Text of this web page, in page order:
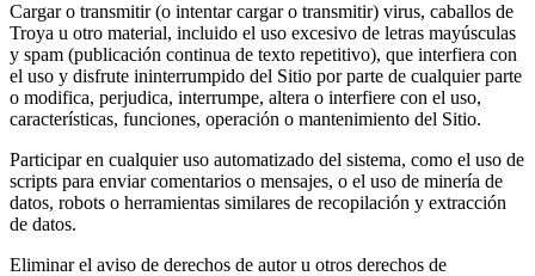
Cargar o transmitir (o intentar cargar o transmitir) virus, caballos de
Troya u otro material, incluido el uso excesivo de letras mayúsculas
y spam (publicación continua de texto repetitivo), que interfiera con
el uso y disfrute ininterrumpido del Sitio por parte de cualquier parte
o modifica, perjudica, interrumpe, altera o interfiere con el uso,
características, funciones, operación o mantenimiento del Sitio.
Participar en cualquier uso automatizado del sistema, como el uso de
scripts para enviar comentarios o mensajes, o el uso de minería de
datos, robots o herramientas similares de recopilación y extracción
de datos.
Eliminar el aviso de derechos de autor u otros derechos de